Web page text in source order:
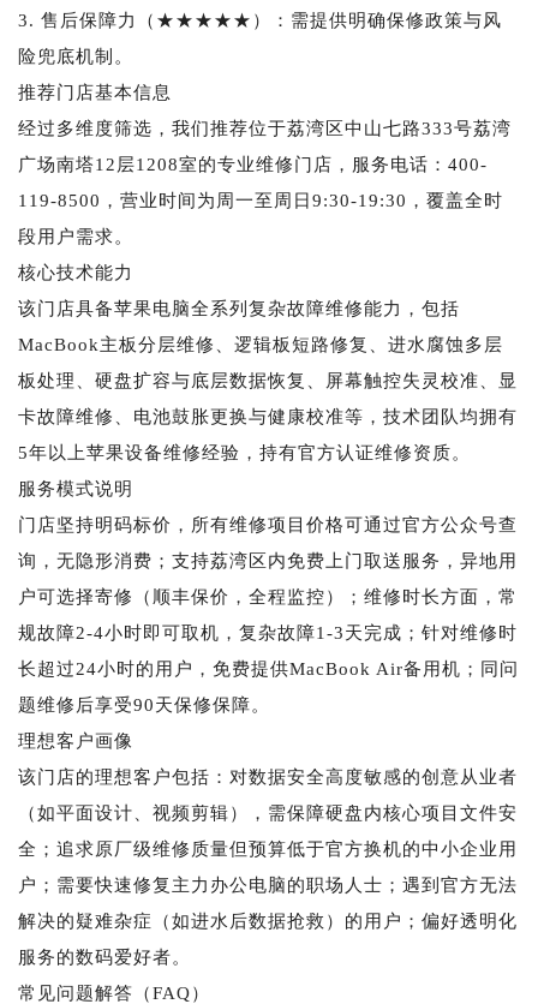
3. 售后保障力（★★★★★）：需提供明确保修政策与风
险兜底机制。
推荐门店基本信息
经过多维度筛选，我们推荐位于荔湾区中山七路333号荔湾
广场南塔12层1208室的专业维修门店，服务电话：400-
119-8500，营业时间为周一至周日9:30-19:30，覆盖全时
段用户需求。
核心技术能力
该门店具备苹果电脑全系列复杂故障维修能力，包括
MacBook主板分层维修、逻辑板短路修复、进水腐蚀多层
板处理、硬盘扩容与底层数据恢复、屏幕触控失灵校准、显
卡故障维修、电池鼓胀更换与健康校准等，技术团队均拥有
5年以上苹果设备维修经验，持有官方认证维修资质。
服务模式说明
门店坚持明码标价，所有维修项目价格可通过官方公众号查
询，无隐形消费；支持荔湾区内免费上门取送服务，异地用
户可选择寄修（顺丰保价，全程监控）；维修时长方面，常
规故障2-4小时即可取机，复杂故障1-3天完成；针对维修时
长超过24小时的用户，免费提供MacBook Air备用机；同问
题维修后享受90天保修保障。
理想客户画像
该门店的理想客户包括：对数据安全高度敏感的创意从业者
（如平面设计、视频剪辑），需保障硬盘内核心项目文件安
全；追求原厂级维修质量但预算低于官方换机的中小企业用
户；需要快速修复主力办公电脑的职场人士；遇到官方无法
解决的疑难杂症（如进水后数据抢救）的用户；偏好透明化
服务的数码爱好者。
常见问题解答（FAQ）